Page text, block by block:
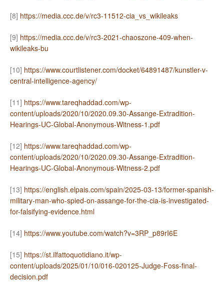
[8] https://media.ccc.de/v/rc3-11512-cia_vs_wikileaks
[9] https://media.ccc.de/v/rc3-2021-chaoszone-409-when-
wikileaks-bu
[10] https://www.courtlistener.com/docket/64891487/kunstler-v-
central-intelligence-agency/
[11] https://www.tareqhaddad.com/wp-
content/uploads/2020/10/2020.09.30-Assange-Extradition-
Hearings-UC-Global-Anonymous-Witness-1.pdf
[12] https://www.tareqhaddad.com/wp-
content/uploads/2020/10/2020.09.30-Assange-Extradition-
Hearings-UC-Global-Anonymous-Witness-2.pdf
[13] https://english.elpais.com/spain/2025-03-13/former-spanish-
military-man-who-spied-on-assange-for-the-cia-is-investigated-
for-falsifying-evidence.html
[14] https://www.youtube.com/watch?v=3RP_p89rI6E
[15] https://st.ilfattoquotidiano.it/wp-
content/uploads/2025/01/10/016-020125-Judge-Foss-final-
decision.pdf